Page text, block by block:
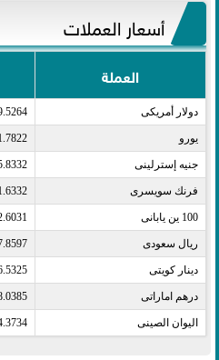
أسعار العملات
العملة
دولار أمريكى​
يورو​
جنيه إسترلينى​
فرنك سويسرى​
100 ين يابانى​
ريال سعودى​
دينار كويتى​
درهم اماراتى​
اليوان الصينى​